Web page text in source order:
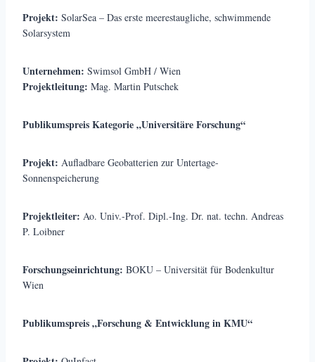
Projekt: SolarSea – Das erste meerestaugliche, schwimmende
Solarsystem
Unternehmen: Swimsol GmbH / Wien
Projektleitung: Mag. Martin Putschek
Publikumspreis Kategorie „Universitäre Forschung“
Projekt: Aufladbare Geobatterien zur Untertage-
Sonnenspeicherung
Projektleiter: Ao. Univ.-Prof. Dipl.-Ing. Dr. nat. techn. Andreas
P. Loibner
Forschungseinrichtung: BOKU – Universität für Bodenkultur
Wien
Publikumspreis „Forschung & Entwicklung in KMU“